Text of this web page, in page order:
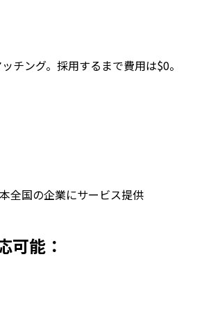
チング。採用するまで費用は$0。
全国の企業にサービス提供
可能：